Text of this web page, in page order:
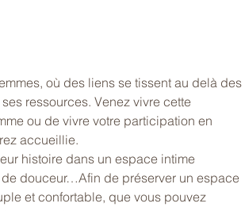
où des liens se tissent au delà des
ressources. Venez vivre cette
ou de vivre votre participation en
accueillie.
histoire dans un espace intime
douceur…Afin de préserver un espace
et confortable, que vous pouvez